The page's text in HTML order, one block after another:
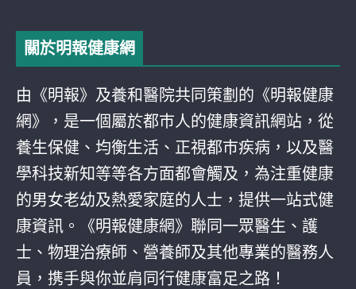
關於明報健康網
由《明報》及養和醫院共同策劃的《明報健康
網》，是一個屬於都巿人的健康資訊網站，從
養生保健、均衡生活、正視都巿疾病，以及醫
學科技新知等等各方面都會觸及，為注重健康
的男女老幼及熱愛家庭的人士，提供一站式健
康資訊。《明報健康網》聯同一眾醫生、護
士、物理治療師、營養師及其他專業的醫務人
員，携手與你並肩同行健康富足之路！